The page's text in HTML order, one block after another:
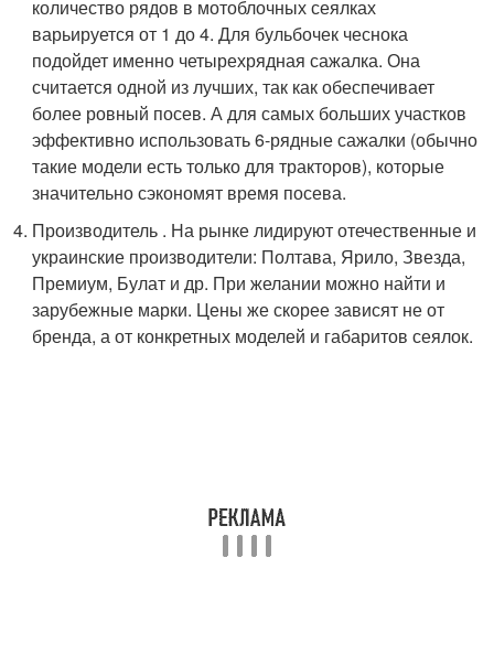
количество рядов в мотоблочных сеялках
варьируется от 1 до 4. Для бульбочек чеснока
подойдет именно четырехрядная сажалка. Она
считается одной из лучших, так как обеспечивает
более ровный посев. А для самых больших участков
эффективно использовать 6-рядные сажалки (обычно
такие модели есть только для тракторов), которые
значительно сэкономят время посева.
Производитель . На рынке лидируют отечественные и
украинские производители: Полтава, Ярило, Звезда,
Премиум, Булат и др. При желании можно найти и
зарубежные марки. Цены же скорее зависят не от
бренда, а от конкретных моделей и габаритов сеялок.